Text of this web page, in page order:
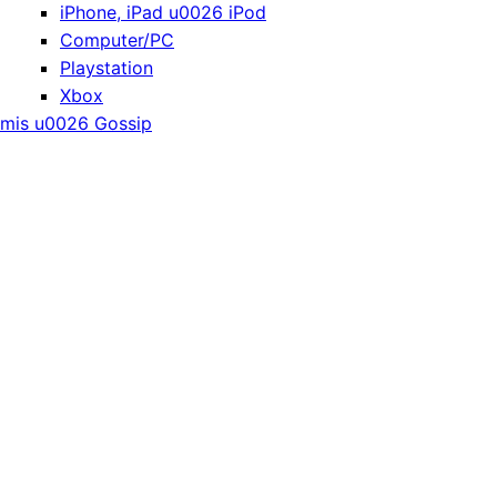
iPhone, iPad u0026 iPod
Computer/PC
Playstation
Xbox
u0026 Gossip